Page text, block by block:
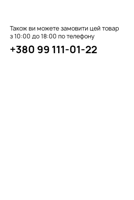
Також ви можете замовити цей товар
з 10:00 до 18:00 по телефону
+380 99 111-01-22